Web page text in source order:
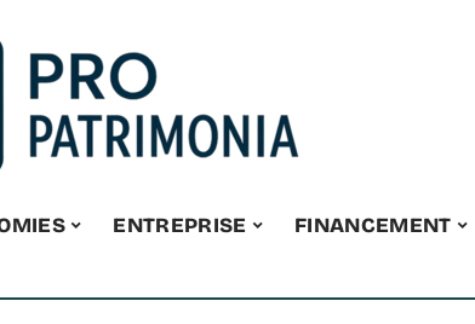
ENTREPRISE FINANCEMENT